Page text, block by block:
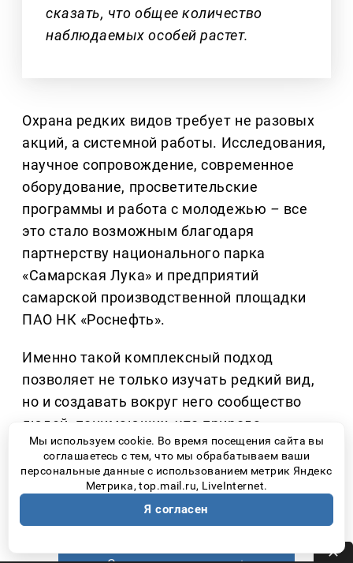
сказать, что общее количество
наблюдаемых особей растет.
Охрана редких видов требует не разовых
акций, а системной работы. Исследования,
научное сопровождение, современное
оборудование, просветительские
программы и работа с молодежью – все
это стало возможным благодаря
партнерству национального парка
«Самарская Лука» и предприятий
самарской производственной площадки
ПАО НК «Роснефть».
Именно такой комплексный подход
позволяет не только изучать редкий вид,
но и создавать вокруг него сообщество
людей, понимающих, что природа
нуждается не столько в громких словах,
сколько в ответственном отношении
каждого человека.
Количество прочтений: 2656
Мы используем cookie. Во время посещения сайта вы
соглашаетесь с тем, что мы обрабатываем ваши
персональные данные с использованием метрик Яндекс
Метрика, top.mail.ru, LiveInternet.
Я согласен